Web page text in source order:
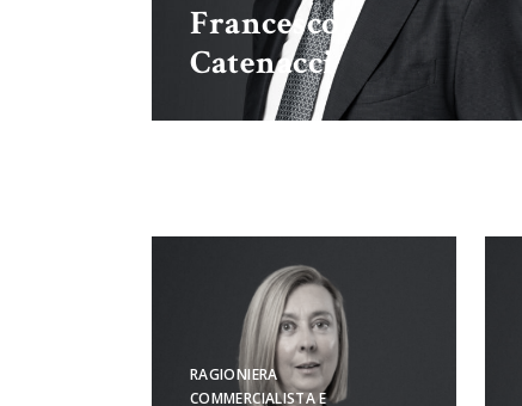
Francesco
Catenacci
RAGIONIERA
COMMERCIALISTA E